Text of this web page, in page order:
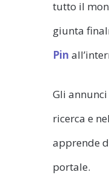
tutto il
giunta
Pin
Gli
ricerca e
apprende
portale.